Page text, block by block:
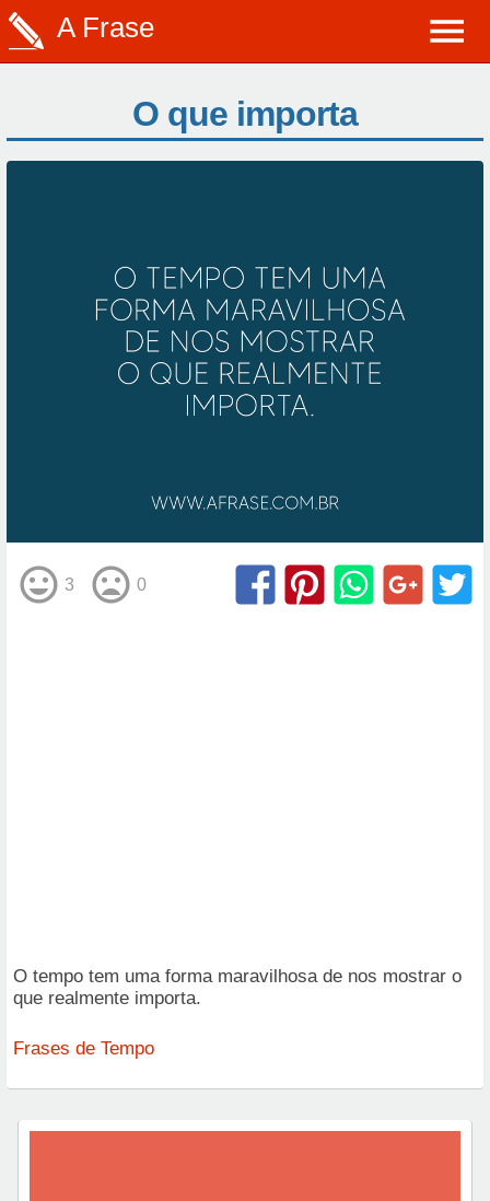
A Frase
O que importa
3 0
O tempo tem uma forma maravilhosa de nos mostrar o
que realmente importa.
Frases de Tempo